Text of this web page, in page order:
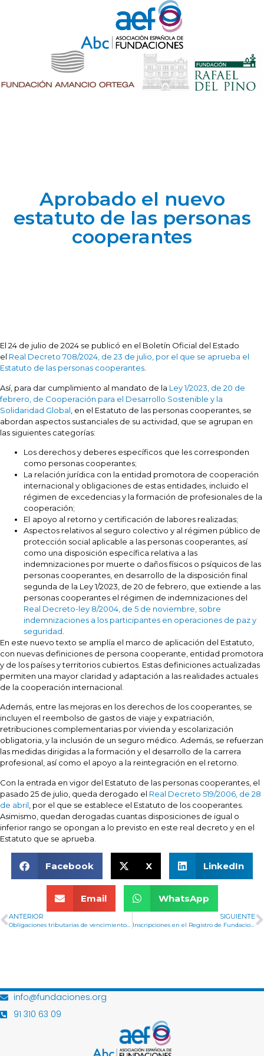
Aprobado el nuevo
estatuto de las personas
cooperantes
El 24 de julio de 2024 se publicó en el Boletín Oficial del Estado
el Real Decreto 708/2024, de 23 de julio, por el que se aprueba el
Estatuto de las personas cooperantes
Así, para dar cumplimiento al mandato de la Ley 1/2023, de 20 de
febrero, de Cooperación para el Desarrollo Sostenible y la
Solidaridad Global , en el Estatuto de las personas cooperantes, se
abordan aspectos sustanciales de su actividad, que se agrupan en
las siguientes categorías:
Los derechos y deberes específicos que les corresponden
como personas cooperantes;
La relación jurídica con la entidad promotora de cooperación
internacional y obligaciones de estas entidades, incluido el
régimen de excedencias y la formación de profesionales de la
cooperación;
El apoyo al retorno y certificación de labores realizadas;
Aspectos relativos al seguro colectivo y al régimen público de
protección social aplicable a las personas cooperantes, así
como una disposición específica relativa a las
indemnizaciones por muerte o daños físicos o psíquicos de las
personas cooperantes, en desarrollo de la disposición final
segunda de la Ley 1/2023, de 20 de febrero, que extiende a las
personas cooperantes el régimen de indemnizaciones del
Real Decreto-ley 8/2004, de 5 de noviembre, sobre
indemnizaciones a los participantes en operaciones de paz y
seguridad
En este nuevo texto se amplía el marco de aplicación del Estatuto,
con nuevas definiciones de persona cooperante, entidad promotora
y de los países y territorios cubiertos. Estas definiciones actualizadas
permiten una mayor claridad y adaptación a las realidades actuales
de la cooperación internacional.
Además, entre las mejoras en los derechos de los cooperantes, se
incluyen el reembolso de gastos de viaje y expatriación,
retribuciones complementarias por vivienda y escolarización
obligatoria, y la inclusión de un seguro médico. Además, se refuerzan
las medidas dirigidas a la formación y el desarrollo de la carrera
profesional, así como el apoyo a la reintegración en el retorno.
Con la entrada en vigor del Estatuto de las personas cooperantes, el
pasado 25 de julio, queda derogado el Real Decreto 519/2006, de 28
de abril , por el que se establece el Estatuto de los cooperantes.
Asimismo, quedan derogadas cuantas disposiciones de igual o
inferior rango se opongan a lo previsto en este real decreto y en el
Estatuto que se aprueba.
Facebook X LinkedIn
Email WhatsApp
ANTERIOR SIGUIENTE
Inscripciones en el Registro de Fundaciones de competencia estatal
info@fundaciones.org
91 310 63 09